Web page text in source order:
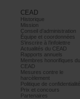
CEAD
Historique
Mission
Conseild’administration
Équipeetcoordonnées
S’inscrireàl’infolettre
ActualitésduCEAD
Rapportsannuels
Membreshonorifiquesdu
CEAD
Mesurescontrele
harcèlement
Politiquedeconfidentialité
Prixetconcours
Partenaires